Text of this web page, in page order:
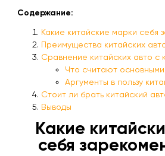
Содержание:
Какие китайские марки себя
Преимущества китайских
Сравнение китайских авто с
Что считают
Аргументы в пользу
Стоит ли брать китайский
Выводы
Какие
себя